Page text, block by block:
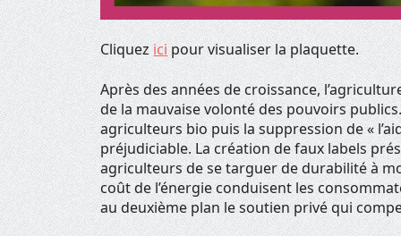
Cliquezicipour visualiser la plaquette.
Après des années de croissance,
de la mauvaise volonté des pouvoirs
agriculteurs bio puis la suppression de «
préjudiciable. La création de faux labels
agriculteurs de se targuer de durabilité à
coût de l’énergie conduisent les
au deuxième plan le soutien privé qui